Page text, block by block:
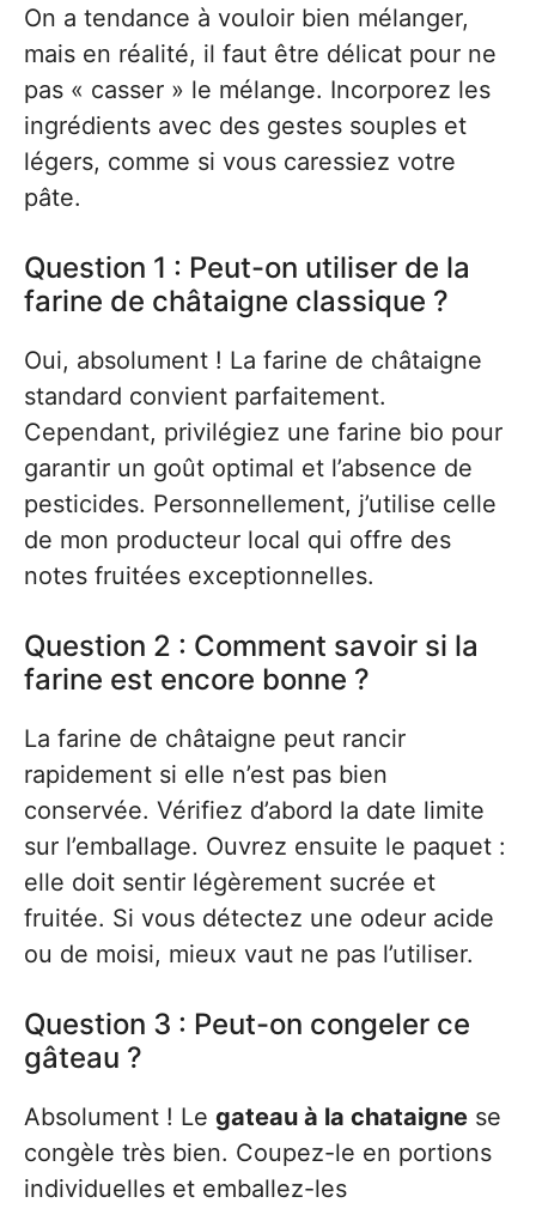
On a tendance à vouloir bien mélanger,
mais en réalité, il faut être délicat pour ne
pas « casser » le mélange. Incorporez les
ingrédients avec des gestes souples et
légers, comme si vous caressiez votre
pâte.
Question 1 : Peut-on utiliser de la
farine de châtaigne classique ?
Oui, absolument ! La farine de châtaigne
standard convient parfaitement.
Cependant, privilégiez une farine bio pour
garantir un goût optimal et l’absence de
pesticides. Personnellement, j’utilise celle
de mon producteur local qui offre des
notes fruitées exceptionnelles.
Question 2 : Comment savoir si la
farine est encore bonne ?
La farine de châtaigne peut rancir
rapidement si elle n’est pas bien
conservée. Vérifiez d’abord la date limite
sur l’emballage. Ouvrez ensuite le paquet :
elle doit sentir légèrement sucrée et
fruitée. Si vous détectez une odeur acide
ou de moisi, mieux vaut ne pas l’utiliser.
Question 3 : Peut-on congeler ce
gâteau ?
Absolument ! Le gateau à la chataigne se
congèle très bien. Coupez-le en portions
individuelles et emballez-les